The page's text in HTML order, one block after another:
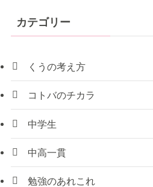
カテゴリー
くうの考え方
コトバのチカラ
中学生
中高一貫
勉強のあれこれ